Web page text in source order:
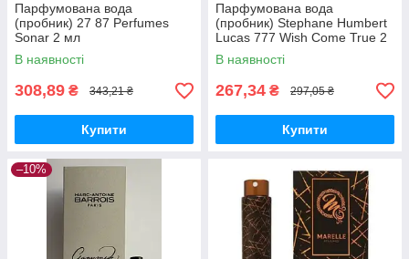
Парфумована вода
(пробник) 27 87 Perfumes
Sonar 2 мл
В наявності
308,89 ₴ 343,21 ₴
Купити
Парфумована вода
(пробник) Stephane Humbert
Lucas 777 Wish Come True 2
мл
В наявності
267,34 ₴ 297,05 ₴
Купити
–10%